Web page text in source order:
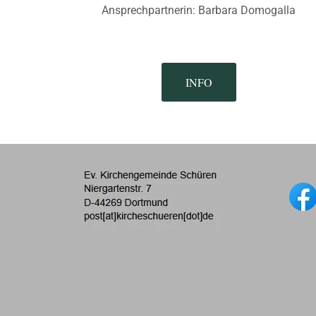
Ansprechpartnerin: Barbara Domogalla
INFO